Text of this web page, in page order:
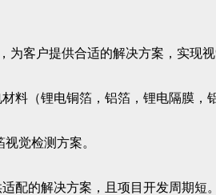
客户提供合适的解决方案，实现
料（锂电铜箔，铝箔，锂电隔膜
觉检测方案。
配的解决方案，且项目开发周期短。